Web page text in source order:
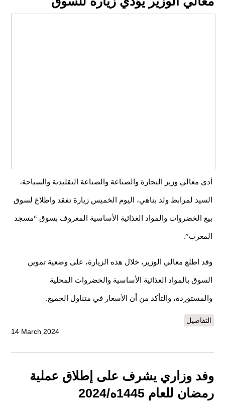
أدى معالي وزير التجارة والصناعة والصناعة التقليدية والسياحة،
السيد لمرابط ولد بناهي، اليوم الخميس زيارة تفقد واطلاع لسوق
بيع الخضروات والمواد الغذائية الأساسية المعروف بسوق “مسجد
المغرب”.
وقد اطلع معالي الوزير، خلال هذه الزيارة، على وضعية تموين
السوق بالمواد الغذائية الأساسية والخضروات المحلية
والمستوردة، والتأكد من أن الأسعار في متناول الجميع.
التفاصيل
14 March 2024
وفد وزاري يشرف على إطلاق عملية
رمضان للعام 1445ه/2024